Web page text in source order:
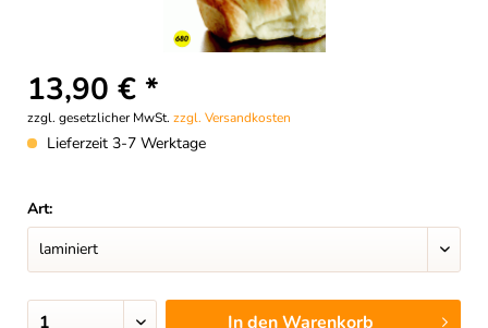
13,90 € *
zzgl. gesetzlicher MwSt. zzgl. Versandkosten
Lieferzeit 3-7 Werktage
Art:
In denWarenkorb